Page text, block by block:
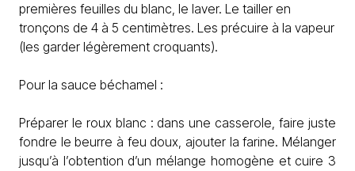
premières feuilles du blanc, le laver. Le tailler en
tronçons de 4 à 5 centimètres. Les précuire à la vapeur
(les garder légèrement croquants).
Pour la sauce béchamel :
Préparer le roux blanc : dans une casserole, faire juste
fondre le beurre à feu doux, ajouter la farine. Mélanger
jusqu’à l’obtention d’un mélange homogène et cuire 3